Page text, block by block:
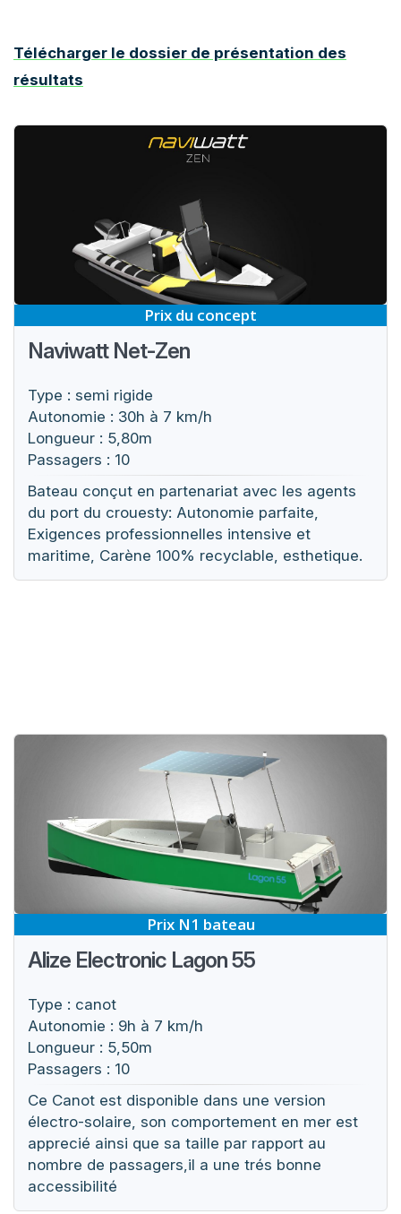
Télécharger le dossier de présentation des
résultats
Prix du concept
Naviwatt Net-Zen
Type : semi rigide
Autonomie : 30h à 7 km/h
Longueur : 5,80m
Passagers : 10
Bateau conçut en partenariat avec les agents
du port du crouesty: Autonomie parfaite,
Exigences professionnelles intensive et
maritime, Carène 100% recyclable, esthetique.
Prix N1 bateau
Alize Electronic Lagon 55
Type : canot
Autonomie : 9h à 7 km/h
Longueur : 5,50m
Passagers : 10
Ce Canot est disponible dans une version
électro-solaire, son comportement en mer est
apprecié ainsi que sa taille par rapport au
nombre de passagers,il a une trés bonne
accessibilité